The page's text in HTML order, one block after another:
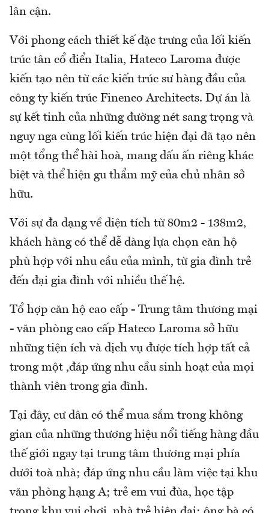
lân cận.
Với phong cách thiết kế đặc trưng của lối kiến
trúc tân cổ điển Italia, Hateco Laroma được
kiến tạo nên từ các kiến trúc sư hàng đầu của
công ty kiến trúc Finenco Architects. Dự án là
sự kết tinh của những đường nét sang trọng và
nguy nga cùng lối kiến trúc hiện đại đã tạo nên
một tổng thể hài hoà, mang dấu ấn riêng khác
biệt và thể hiện gu thẩm mỹ của chủ nhân sở
hữu.
Với sự đa dạng về diện tích từ 80m2 - 138m2,
khách hàng có thể dễ dàng lựa chọn căn hộ
phù hợp với nhu cầu của mình, từ gia đình trẻ
đến đại gia đình với nhiều thế hệ.
Tổ hợp căn hộ cao cấp - Trung tâm thương mại
- văn phòng cao cấp Hateco Laroma sở hữu
những tiện ích và dịch vụ được tích hợp tất cả
trong một ,đáp ứng nhu cầu sinh hoạt của mọi
thành viên trong gia đình.
Tại đây, cư dân có thể mua sắm trong không
gian của những thương hiệu nổi tiếng hàng đầu
thế giới ngay tại trung tâm thương mại phía
dưới toà nhà; đáp ứng nhu cầu làm việc tại khu
văn phòng hạng A; trẻ em vui đùa, học tập